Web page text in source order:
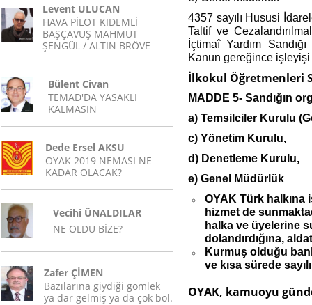
Levent ULUCAN
HAVA PİLOT KIDEMLİ
BAŞÇAVUŞ MAHMUT
ŞENGÜL / ALTIN BRÖVE
Bülent Civan
TEMAD'DA YASAKLI
KALMASIN
Dede Ersel AKSU
OYAK 2019 NEMASI NE
KADAR OLACAK?
Vecihi ÜNALDILAR
NE OLDU BİZE?
Zafer ÇİMEN
Bazılarına giydiği gömlek
ya dar gelmiş ya da çok bol.
4357 sayılı Hususi
Taltif ve
İçtimaî Yardım
Kanun gereğince işleyişi
İlkokul Öğretmenleri
MADDE 5- Sandığın
a) Temsilciler Kurulu
c) Yönetim Kurulu,
d) Denetleme Kurulu,
e) Genel Müdürlük
OYAK Türk halkına
hizmet de
halka ve üyelerine
dolandırdığına,
Kurmuş olduğu
ve kısa sürede
OYAK, kamuoyu